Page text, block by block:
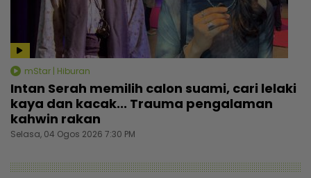
mStar | Hiburan
Intan Serah memilih calon suami, cari lelaki
kaya dan kacak... Trauma pengalaman
kahwin rakan
Selasa, 04 Ogos 2026 7:30 PM